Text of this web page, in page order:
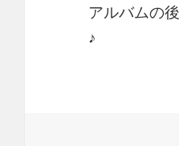
アルバムの
♪